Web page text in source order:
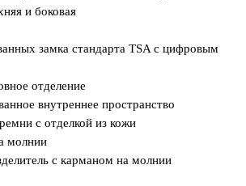
и боковая
замка стандарта TSA с цифровым
отделение
внутреннее пространство
с отделкой из кожи
молнии
с карманом на молнии